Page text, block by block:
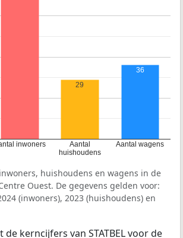
inwoners
Aantal
huishoudens
Aantal wagens
29
36
huishoudens en wagens in de
Ouest. De gegevens gelden voor:
(inwoners), 2023 (huishoudens) en
kerncijfers van STATBEL voor de